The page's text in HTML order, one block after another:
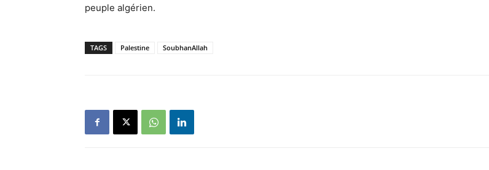
peuple algérien.
TAGS Palestine SoubhanAllah